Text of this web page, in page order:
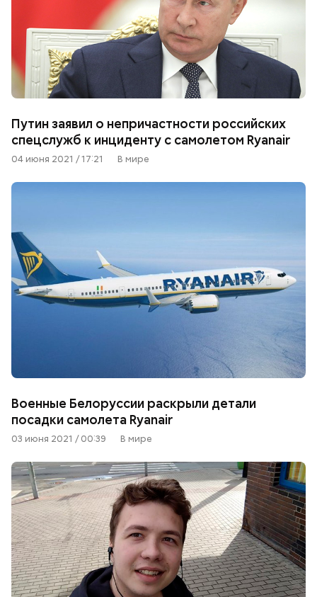
Путин заявил о непричастности российских
спецслужб к инциденту с самолетом Ryanair
04 июня 2021 / 17:21 В мире
Военные Белоруссии раскрыли детали
посадки самолета Ryanair
03 июня 2021 / 00:39 В мире